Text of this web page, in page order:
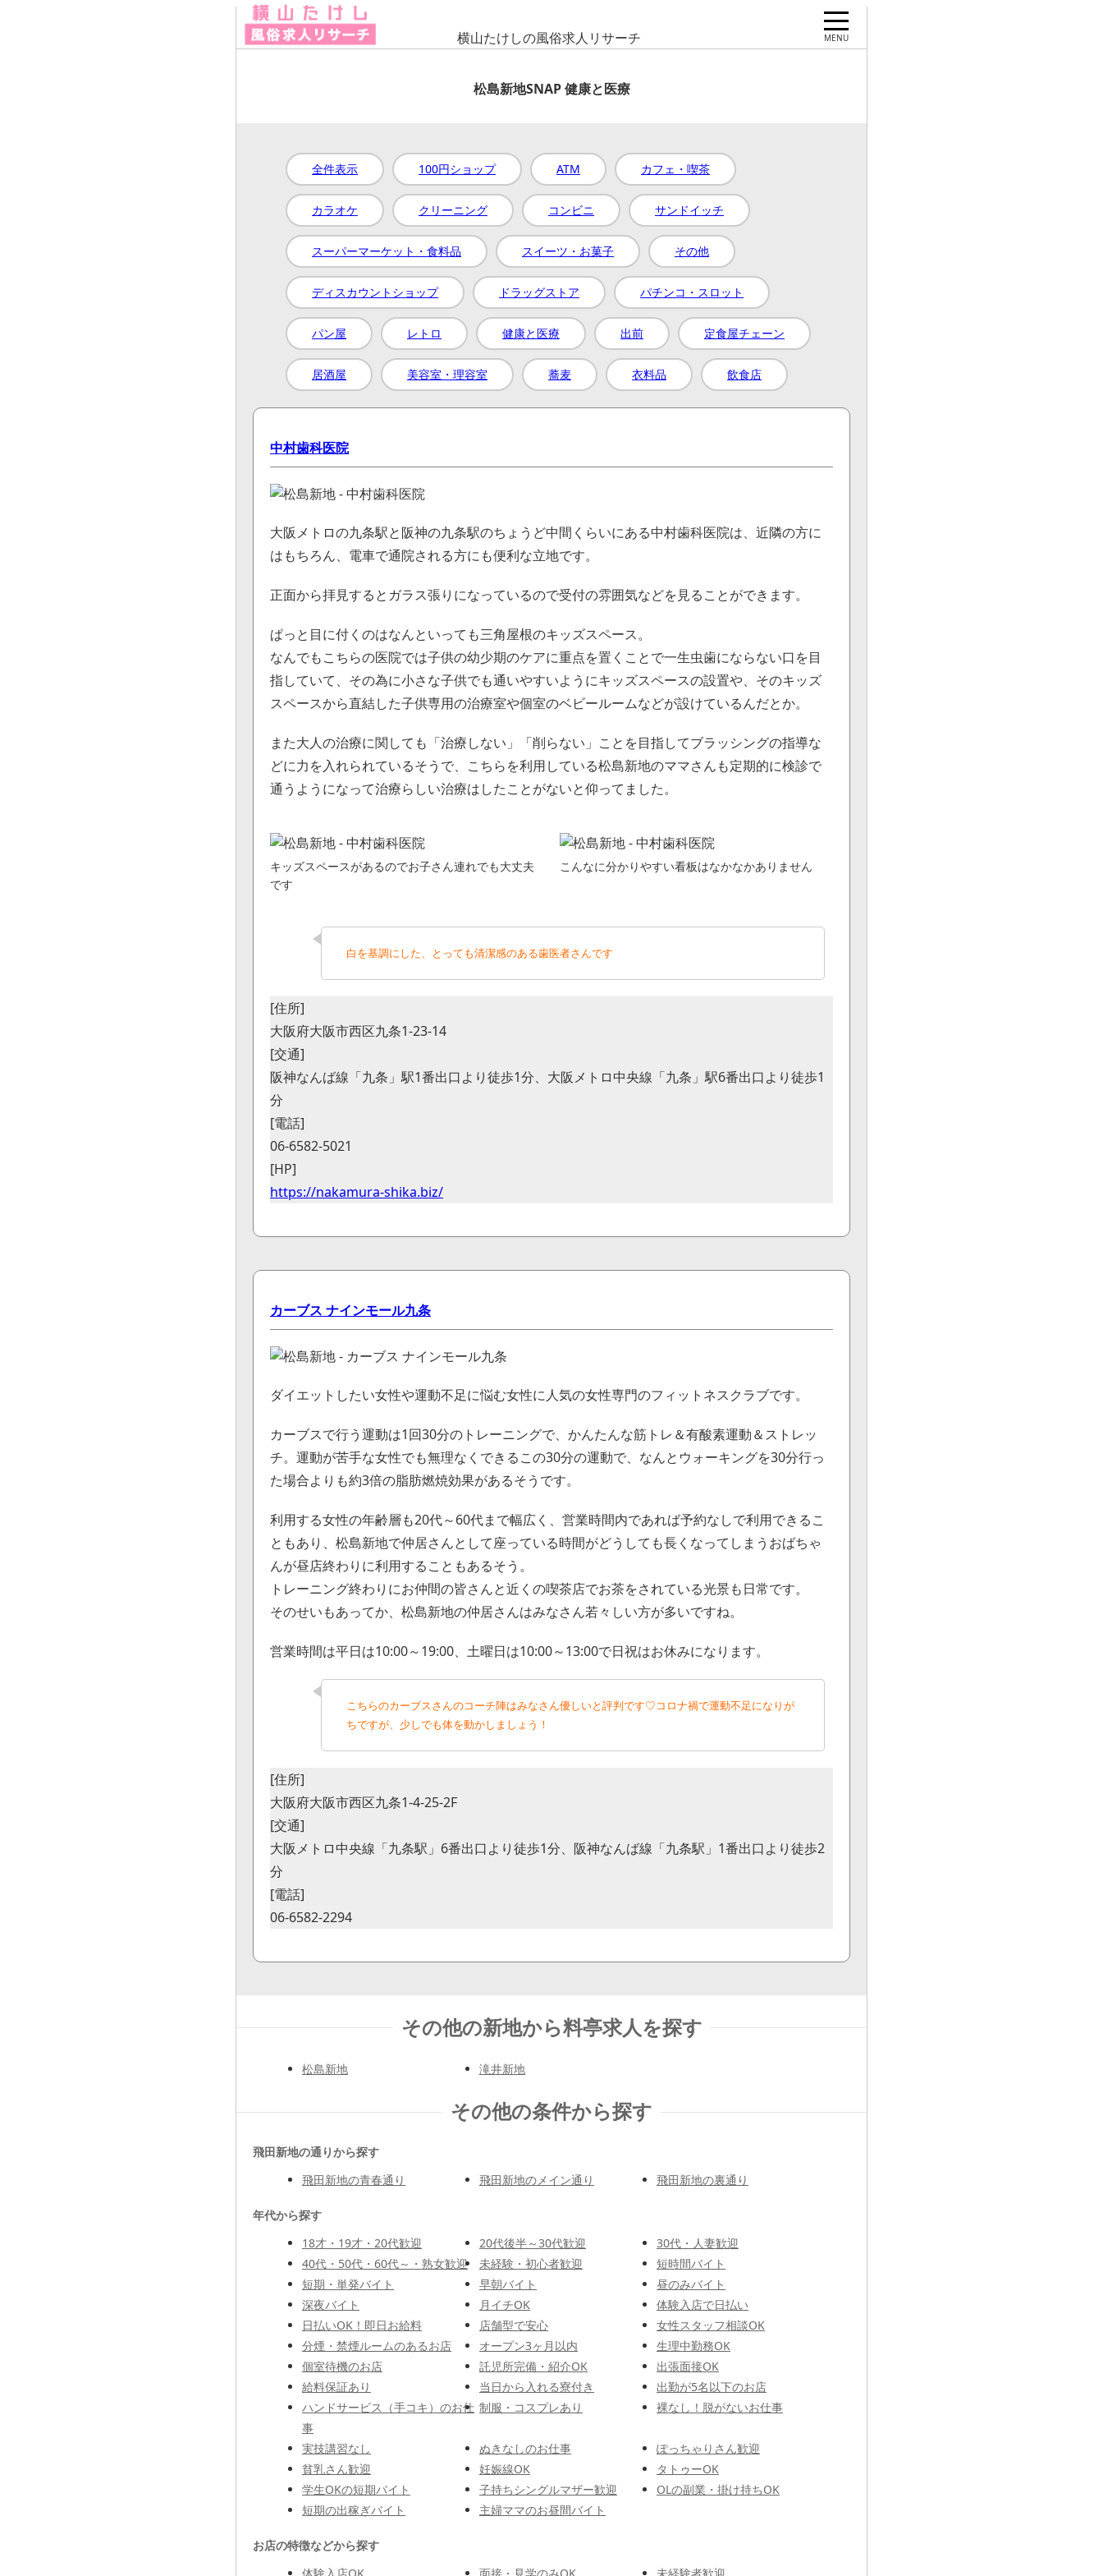
横山たけしの風俗求人リサーチ
40代・50代・60代～・熟女歓迎
いろんな条件を選んで探す
風俗求人リサーチ運営者情報
プライバシーポリシー
松島新地SNAP 健康と医療
全件表示 100円ショップ ATM カフェ・喫茶
カラオケ クリーニング コンビニ サンドイッチ
スーパーマーケット・食料品 スイーツ・お菓子 その他
ディスカウントショップ ドラッグストア パチンコ・スロット
パン屋 レトロ 健康と医療 出前 定食屋チェーン
居酒屋 美容室・理容室 蕎麦 衣料品 飲食店
中村歯科医院
大阪メトロの九条駅と阪神の九条駅のちょうど中間くらいにある中村歯科医院は、近隣の方に
はもちろん、電車で通院される方にも便利な立地です。
正面から拝見するとガラス張りになっているので受付の雰囲気などを見ることができます。
ぱっと目に付くのはなんといっても三角屋根のキッズスペース。
なんでもこちらの医院では子供の幼少期のケアに重点を置くことで一生虫歯にならない口を目
指していて、その為に小さな子供でも通いやすいようにキッズスペースの設置や、そのキッズ
スペースから直結した子供専用の治療室や個室のベビールームなどが設けているんだとか。
また大人の治療に関しても「治療しない」「削らない」ことを目指してブラッシングの指導な
どに力を入れられているそうで、こちらを利用している松島新地のママさんも定期的に検診で
通うようになって治療らしい治療はしたことがないと仰ってました。
キッズスペースがあるのでお子さん連れでも大丈夫
です
こんなに分かりやすい看板はなかなかありません
白を基調にした、とっても清潔感のある歯医者さんです
[住所]
大阪府大阪市西区九条1-23-14
[交通]
阪神なんば線「九条」駅1番出口より徒歩1分、大阪メトロ中央線「九条」駅6番出口より徒歩1
分
[電話]
06-6582-5021
[HP]
https://nakamura-shika.biz/
カーブス ナインモール九条
ダイエットしたい女性や運動不足に悩む女性に人気の女性専門のフィットネスクラブです。
カーブスで行う運動は1回30分のトレーニングで、かんたんな筋トレ＆有酸素運動＆ストレッ
チ。運動が苦手な女性でも無理なくできるこの30分の運動で、なんとウォーキングを30分行っ
た場合よりも約3倍の脂肪燃焼効果があるそうです。
利用する女性の年齢層も20代～60代まで幅広く、営業時間内であれば予約なしで利用できるこ
ともあり、松島新地で仲居さんとして座っている時間がどうしても長くなってしまうおばちゃ
んが昼店終わりに利用することもあるそう。
トレーニング終わりにお仲間の皆さんと近くの喫茶店でお茶をされている光景も日常です。
そのせいもあってか、松島新地の仲居さんはみなさん若々しい方が多いですね。
営業時間は平日は10:00～19:00、土曜日は10:00～13:00で日祝はお休みになります。
こちらのカーブスさんのコーチ陣はみなさん優しいと評判です♡コロナ禍で運動不足になりが
ちですが、少しでも体を動かしましょう！
[住所]
大阪府大阪市西区九条1-4-25-2F
[交通]
大阪メトロ中央線「九条駅」6番出口より徒歩1分、阪神なんば線「九条駅」1番出口より徒歩2
分
[電話]
06-6582-2294
その他の新地から料亭求人を探す
松島新地 滝井新地
その他の条件から探す
飛田新地の通りから探す
飛田新地の青春通り
飛田新地のメイン通り 飛田新地の裏通り
年代から探す
18才・19才・20代歓迎
20代後半～30代歓迎
30代・人妻歓迎
40代・50代・60代～・熟女歓迎
未経験・初心者歓迎
短時間バイト
短期・単発バイト
早朝バイト
昼のみバイト
深夜バイト
月イチOK
体験入店で日払い
日払いOK！即日お給料
店舗型で安心
女性スタッフ相談OK
分煙・禁煙ルームのあるお店
オープン3ヶ月以内
生理中勤務OK
個室待機のお店
託児所完備・紹介OK
出張面接OK
給料保証あり
当日から入れる寮付き
出勤が5名以下のお店
ハンドサービス（手コキ）のお仕
事
制服・コスプレあり 裸なし！脱がないお仕事
実技講習なし ぬきなしのお仕事
ぽっちゃりさん歓迎
貧乳さん歓迎
妊娠線OK
タトゥーOK
学生OKの短期バイト
子持ちシングルマザー歓迎
OLの副業・掛け持ちOK
短期の出稼ぎバイト
主婦ママのお昼間バイト
お店の特徴などから探す